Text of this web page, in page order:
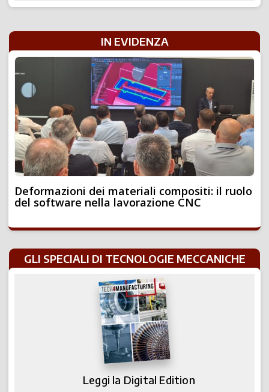
IN EVIDENZA
Deformazioni dei materiali compositi: il ruolo
del software nella lavorazione CNC
GLI SPECIALI DI TECNOLOGIE MECCANICHE
Leggi la Digital Edition